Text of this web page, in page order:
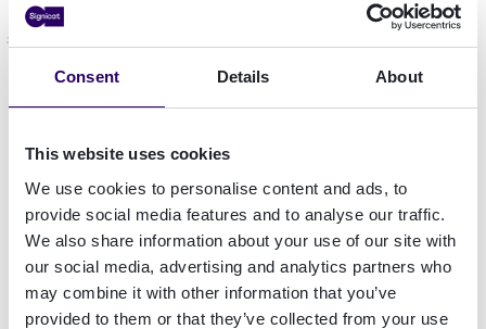
Consent Details About
This website uses cookies
We use cookies to personalise content and ads, to
provide social media features and to analyse our traffic.
We also share information about your use of our site with
our social media, advertising and analytics partners who
may combine it with other information that you’ve
provided to them or that they’ve collected from your use
Fintechs - mehr als nur Interaktionen
sind Fintechs, die in den letzten Jahren viele
Kunden für sich gewinnen konnten. Ihr
Erfolgsrezept besteht aus mehreren Zutaten: ein
selbstzufriedener Privatbankensektor, gutes
Marketing und ein Produkt, das für junge
Menschen mit anderen Ansprüchen attraktiv ist.